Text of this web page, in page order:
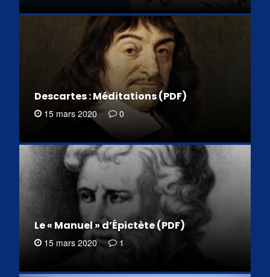
Descartes : Méditations (PDF)
15 mars 2020 0
Le « Manuel » d’Épictète (PDF)
15 mars 2020 1